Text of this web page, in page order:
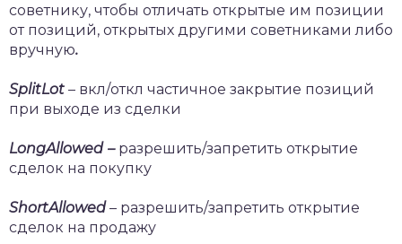
советнику, чтобы отличать открытые им позиции
от позиций, открытых другими советниками либо
вручную.
SplitLot – вкл/откл частичное закрытие позиций
при выходе из сделки
LongAllowed –разрешить/запретить открытие
сделок на покупку
ShortAllowed– разрешить/запретить открытие
сделок на продажу